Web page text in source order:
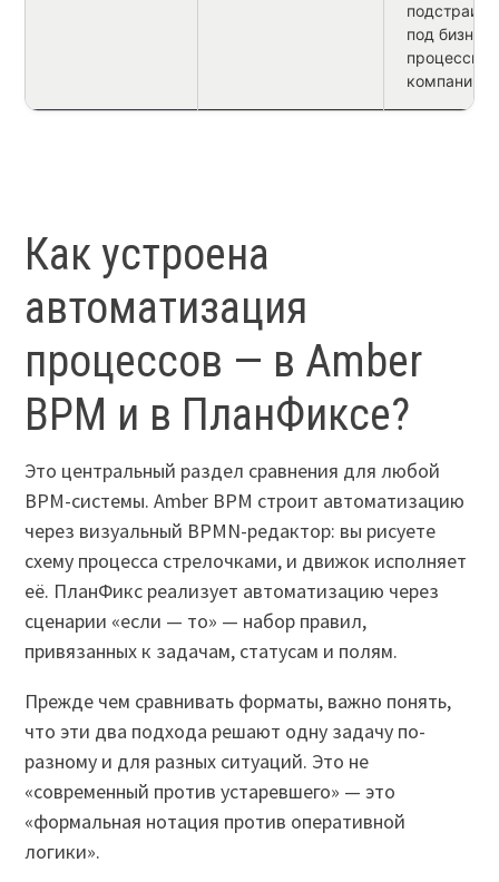
под бизнес-
процессы
компании
Как устроена
автоматизация
процессов — в Amber
BPM и в ПланФиксе?
Это центральный раздел сравнения для любой
BPM-системы. Amber BPM строит автоматизацию
через визуальный BPMN-редактор: вы рисуете
схему процесса стрелочками, и движок исполняет
её. ПланФикс реализует автоматизацию через
сценарии «если — то» — набор правил,
привязанных к задачам, статусам и полям.
Прежде чем сравнивать форматы, важно понять,
что эти два подхода решают одну задачу по-
разному и для разных ситуаций. Это не
«современный против устаревшего» — это
«формальная нотация против оперативной
логики».